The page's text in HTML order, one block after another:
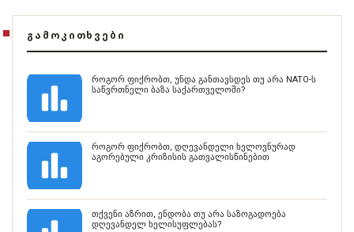
ᲒᲐᲛᲝᲙᲘᲗᲮᲕᲔᲑᲘ
როგორ ფიქრობთ, უნდა განთავსდეს თუ არა NATO-ს
საწვრთნელი ბაზა საქართველოში?
როგორ ფიქრობთ, დღევანდელი ხელოვნურად
აგორებული კრიზისის გათვალისწინებით
თქვენი აზრით, ენდობა თუ არა საზოგადოება
დღევანდელ ხელისუფლებას?